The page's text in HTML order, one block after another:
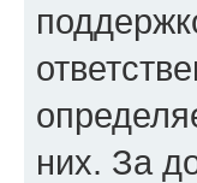
них. За